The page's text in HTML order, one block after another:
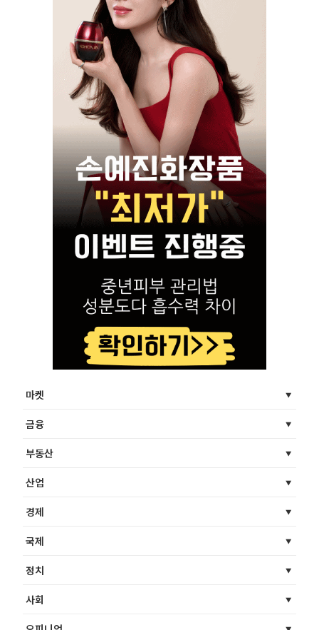
마켓
금융
부동산
산업
경제
국제
정치
사회